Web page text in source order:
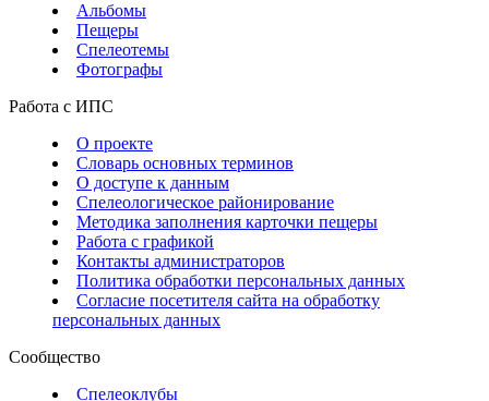
Альбомы
Пещеры
Спелеотемы
Фотографы
Работа с ИПС
О проекте
Словарь основных терминов
О доступе к данным
Спелеологическое районирование
Методика заполнения карточки пещеры
Работа с графикой
Контакты администраторов
Политика обработки персональных данных
Согласие посетителя сайта на обработку
персональных данных
Сообщество
Спелеоклубы